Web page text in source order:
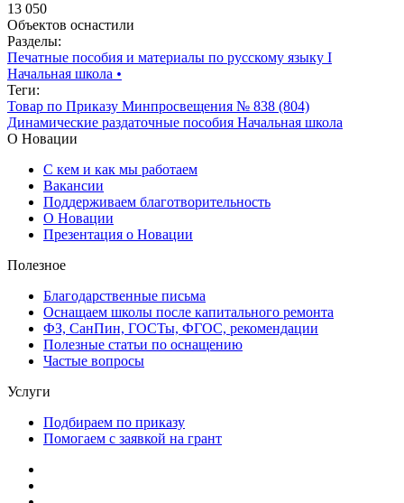
13 050
Объектов оснастили
Разделы:
Печатные пособия и материалы по русскому языку I
Начальная школа •
Теги:
Товар по Приказу Минпросвещения № 838 (804)
Динамические раздаточные пособия Начальная школа
О Новации
С кем и как мы работаем
Вакансии
Поддерживаем благотворительность
О Новации
Презентация о Новации
Полезное
Благодарственные письма
Оснащаем школы после капитального ремонта
ФЗ, СанПин, ГОСТы, ФГОС, рекомендации
Полезные статьи по оснащению
Частые вопросы
Услуги
Подбираем по приказу
Помогаем с заявкой на грант